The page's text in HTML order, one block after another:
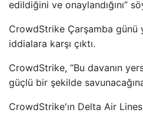
edildiğini ve onaylandığını”
CrowdStrike Çarşamba günü
iddialara karşı çıktı.
CrowdStrike, “Bu davanın
güçlü bir şekilde
CrowdStrike'ın Delta Air